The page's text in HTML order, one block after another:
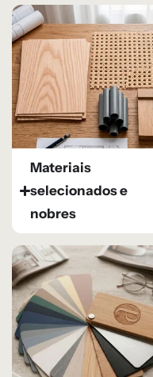
Materiais
selecionados e
nobres